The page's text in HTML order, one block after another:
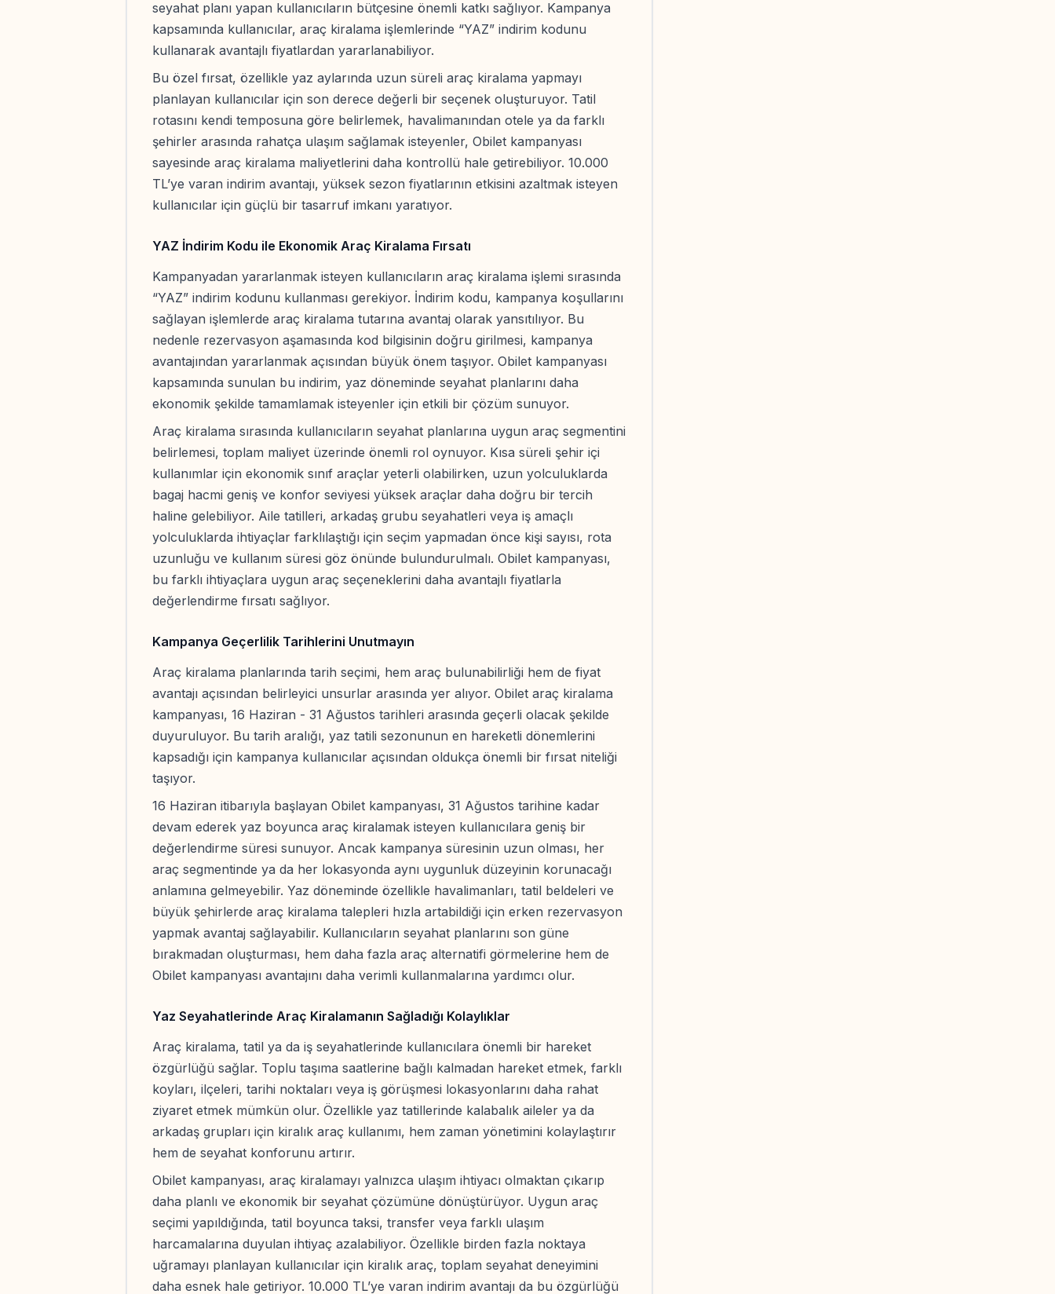
seyahat planı yapan kullanıcıların bütçesine önemli katkı sağlıyor. Kampanya
kapsamında kullanıcılar, araç kiralama işlemlerinde “YAZ” indirim kodunu
kullanarak avantajlı fiyatlardan yararlanabiliyor.
Bu özel fırsat, özellikle yaz aylarında uzun süreli araç kiralama yapmayı
planlayan kullanıcılar için son derece değerli bir seçenek oluşturuyor. Tatil
rotasını kendi temposuna göre belirlemek, havalimanından otele ya da farklı
şehirler arasında rahatça ulaşım sağlamak isteyenler, Obilet kampanyası
sayesinde araç kiralama maliyetlerini daha kontrollü hale getirebiliyor. 10.000
TL’ye varan indirim avantajı, yüksek sezon fiyatlarının etkisini azaltmak isteyen
kullanıcılar için güçlü bir tasarruf imkanı yaratıyor.
YAZ İndirim Kodu ile Ekonomik Araç Kiralama Fırsatı
Kampanyadan yararlanmak isteyen kullanıcıların araç kiralama işlemi sırasında
“YAZ” indirim kodunu kullanması gerekiyor. İndirim kodu, kampanya koşullarını
sağlayan işlemlerde araç kiralama tutarına avantaj olarak yansıtılıyor. Bu
nedenle rezervasyon aşamasında kod bilgisinin doğru girilmesi, kampanya
avantajından yararlanmak açısından büyük önem taşıyor. Obilet kampanyası
kapsamında sunulan bu indirim, yaz döneminde seyahat planlarını daha
ekonomik şekilde tamamlamak isteyenler için etkili bir çözüm sunuyor.
Araç kiralama sırasında kullanıcıların seyahat planlarına uygun araç segmentini
belirlemesi, toplam maliyet üzerinde önemli rol oynuyor. Kısa süreli şehir içi
kullanımlar için ekonomik sınıf araçlar yeterli olabilirken, uzun yolculuklarda
bagaj hacmi geniş ve konfor seviyesi yüksek araçlar daha doğru bir tercih
haline gelebiliyor. Aile tatilleri, arkadaş grubu seyahatleri veya iş amaçlı
yolculuklarda ihtiyaçlar farklılaştığı için seçim yapmadan önce kişi sayısı, rota
uzunluğu ve kullanım süresi göz önünde bulundurulmalı. Obilet kampanyası,
bu farklı ihtiyaçlara uygun araç seçeneklerini daha avantajlı fiyatlarla
değerlendirme fırsatı sağlıyor.
Kampanya Geçerlilik Tarihlerini Unutmayın
Araç kiralama planlarında tarih seçimi, hem araç bulunabilirliği hem de fiyat
avantajı açısından belirleyici unsurlar arasında yer alıyor. Obilet araç kiralama
kampanyası, 16 Haziran - 31 Ağustos tarihleri arasında geçerli olacak şekilde
duyuruluyor. Bu tarih aralığı, yaz tatili sezonunun en hareketli dönemlerini
kapsadığı için kampanya kullanıcılar açısından oldukça önemli bir fırsat niteliği
taşıyor.
16 Haziran itibarıyla başlayan Obilet kampanyası, 31 Ağustos tarihine kadar
devam ederek yaz boyunca araç kiralamak isteyen kullanıcılara geniş bir
değerlendirme süresi sunuyor. Ancak kampanya süresinin uzun olması, her
araç segmentinde ya da her lokasyonda aynı uygunluk düzeyinin korunacağı
anlamına gelmeyebilir. Yaz döneminde özellikle havalimanları, tatil beldeleri ve
büyük şehirlerde araç kiralama talepleri hızla artabildiği için erken rezervasyon
yapmak avantaj sağlayabilir. Kullanıcıların seyahat planlarını son güne
bırakmadan oluşturması, hem daha fazla araç alternatifi görmelerine hem de
Obilet kampanyası avantajını daha verimli kullanmalarına yardımcı olur.
Yaz Seyahatlerinde Araç Kiralamanın Sağladığı Kolaylıklar
Araç kiralama, tatil ya da iş seyahatlerinde kullanıcılara önemli bir hareket
özgürlüğü sağlar. Toplu taşıma saatlerine bağlı kalmadan hareket etmek, farklı
koyları, ilçeleri, tarihi noktaları veya iş görüşmesi lokasyonlarını daha rahat
ziyaret etmek mümkün olur. Özellikle yaz tatillerinde kalabalık aileler ya da
arkadaş grupları için kiralık araç kullanımı, hem zaman yönetimini kolaylaştırır
hem de seyahat konforunu artırır.
Obilet kampanyası, araç kiralamayı yalnızca ulaşım ihtiyacı olmaktan çıkarıp
daha planlı ve ekonomik bir seyahat çözümüne dönüştürüyor. Uygun araç
seçimi yapıldığında, tatil boyunca taksi, transfer veya farklı ulaşım
harcamalarına duyulan ihtiyaç azalabiliyor. Özellikle birden fazla noktaya
uğramayı planlayan kullanıcılar için kiralık araç, toplam seyahat deneyimini
daha esnek hale getiriyor. 10.000 TL’ye varan indirim avantajı da bu özgürlüğü